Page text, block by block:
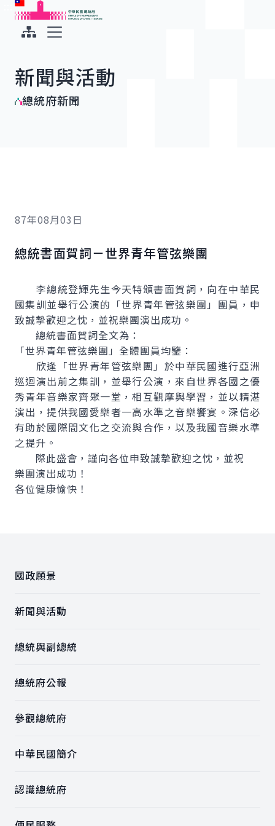
跳到主要內容
中華民國總統府
新聞與活動
總統府新聞
87年08月03日
總統書面賀詞－世界青年管弦樂團
李總統登輝先生今天特頒書面賀詞，向在中華民
國集訓並舉行公演的「世界青年管弦樂團」團員，申
致誠摯歡迎之忱，並祝樂團演出成功。
總統書面賀詞全文為：
「世界青年管弦樂團」全體團員均鑒：
欣逢「世界青年管弦樂團」於中華民國進行亞洲
巡迴演出前之集訓，並舉行公演，來自世界各國之優
秀青年音樂家齊聚一堂，相互觀摩與學習，並以精湛
演出，提供我國愛樂者一高水準之音樂饗宴。深信必
有助於國際間文化之交流與合作，以及我國音樂水準
之提升。
際此盛會，謹向各位申致誠摯歡迎之忱，並祝
樂團演出成功！
各位健康愉快！
國政願景
新聞與活動
總統與副總統
總統府公報
參觀總統府
中華民國簡介
認識總統府